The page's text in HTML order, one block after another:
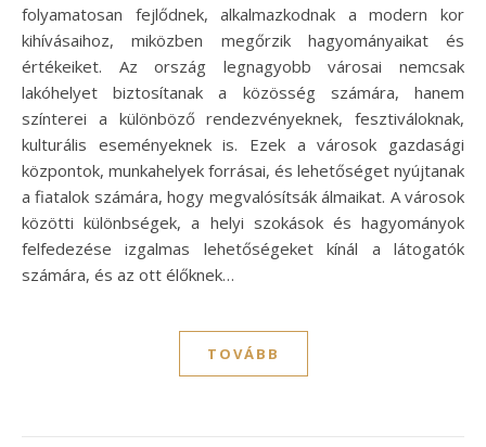
folyamatosan fejlődnek, alkalmazkodnak a modern kor
kihívásaihoz, miközben megőrzik hagyományaikat és
értékeiket. Az ország legnagyobb városai nemcsak
lakóhelyet biztosítanak a közösség számára, hanem
színterei a különböző rendezvényeknek, fesztiváloknak,
kulturális eseményeknek is. Ezek a városok gazdasági
központok, munkahelyek forrásai, és lehetőséget nyújtanak
a fiatalok számára, hogy megvalósítsák álmaikat. A városok
közötti különbségek, a helyi szokások és hagyományok
felfedezése izgalmas lehetőségeket kínál a látogatók
számára, és az ott élőknek…
TOVÁBB